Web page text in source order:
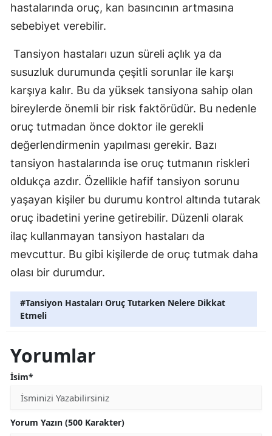
hastalarında oruç, kan basıncının artmasına
sebebiyet verebilir.
Tansiyon hastaları uzun süreli açlık ya da
susuzluk durumunda çeşitli sorunlar ile karşı
karşıya kalır. Bu da yüksek tansiyona sahip olan
bireylerde önemli bir risk faktörüdür. Bu nedenle
oruç tutmadan önce doktor ile gerekli
değerlendirmenin yapılması gerekir. Bazı
tansiyon hastalarında ise oruç tutmanın riskleri
oldukça azdır. Özellikle hafif tansiyon sorunu
yaşayan kişiler bu durumu kontrol altında tutarak
oruç ibadetini yerine getirebilir. Düzenli olarak
ilaç kullanmayan tansiyon hastaları da
mevcuttur. Bu gibi kişilerde de oruç tutmak daha
olası bir durumdur.
#Tansiyon Hastaları Oruç Tutarken Nelere Dikkat
Etmeli
Yorumlar
İsim*
Yorum Yazın (500 Karakter)